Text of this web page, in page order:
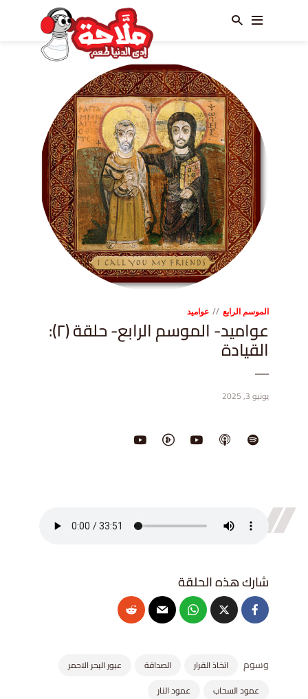
الموسم الرابع عواميد
عواميد- الموسم الرابع- حلقة (٢):
القيادة
يونيو 3, 2025
وسوم اتخاذ القرار الصداقة
عبور البحر الاحمر
عمود السحاب
عمود النار